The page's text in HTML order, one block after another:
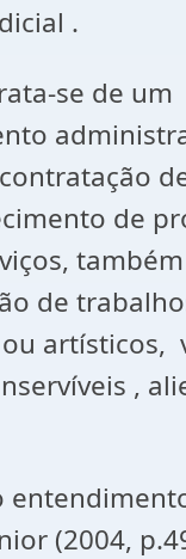
.
se de um
de
de
artísticos,
,
(2004,